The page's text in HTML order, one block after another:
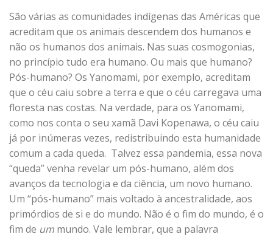
São várias as comunidades indígenas das Américas que
acreditam que os animais descendem dos humanos e
não os humanos dos animais. Nas suas cosmogonias,
no princípio tudo era humano. Ou mais que humano?
Pós-humano? Os Yanomami, por exemplo, acreditam
que o céu caiu sobre a terra e que o céu carregava uma
floresta nas costas. Na verdade, para os Yanomami,
como nos conta o seu xamã Davi Kopenawa, o céu caiu
já por inúmeras vezes, redistribuindo esta humanidade
comum a cada queda. Talvez essa pandemia, essa nova
“queda” venha revelar um pós-humano, além dos
avanços da tecnologia e da ciência, um novo humano.
Um “pós-humano” mais voltado à ancestralidade, aos
primórdios de si e do mundo. Não é o fim do mundo, é o
fim de um mundo. Vale lembrar, que a palavra